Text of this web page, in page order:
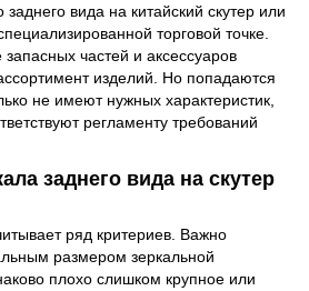
вида на китайский скутер или
торговой точке.
частей и аксессуаров
изделий. Но попадаются
не имеют нужных характеристик,
регламенту требований
заднего вида на скутер
ряд критериев. Важно
размером зеркальной
плохо слишком крупное или